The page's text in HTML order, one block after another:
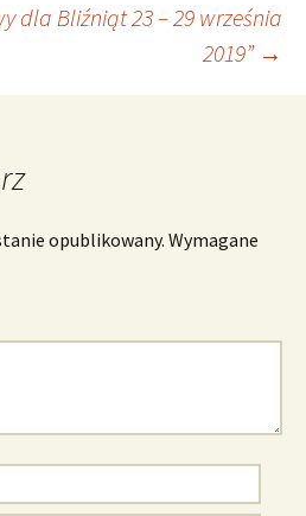
dla Bliźniąt 23 – 29 września
2019” →
opublikowany. Wymagane